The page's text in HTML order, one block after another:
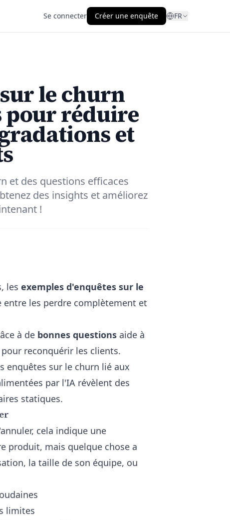
Se connecter Créer une enquête FR
le churn
pour réduire
et
et des questions efficaces
des insights et améliorez
!
les exemples d'enquêtes sur le
les perdre complètement et
à de bonnes questions aide à
reconquérir les clients.
enquêtes sur le churn lié aux
par l'IA révèlent des
statiques.
cela indique une
produit, mais quelque chose a
la taille de son équipe, ou
limites